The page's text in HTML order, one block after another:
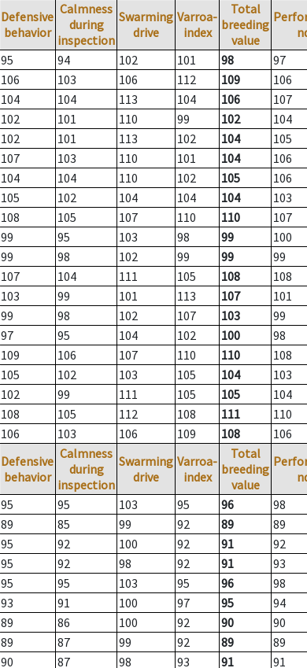
Defensive
behavior
Calmness
during
inspection
Swarming
drive
Varroa-
index
Total
breeding
value
95 94 102 101 98
97
106 103 106 112 109
106
104 104 113 104 106
107
102 101 110 99 102
104
102 101 113 102 104
105
107 103 110 101 104
106
104 104 110 102 105
106
105 102 104 104 104
103
108 105 107 110 110
107
99 95 103 98 99
100
99 98 102 99 99
99
107 104 111 105 108
108
103 99 101 113 107
101
99 98 102 107 103
99
97 95 104 102 100
98
109 106 107 110 110
108
105 102 103 105 104
103
102 99 111 105 105
104
108 105 112 108 111
110
106 103 106 109 108 106
Defensive
behavior
Calmness
during
inspection
Swarming
drive
Varroa-
index
Total
breeding
value
95 95 103 95 96
98
89 85 99 92 89
89
95 92 100 92 91
92
95 92 98 92 91
93
95 95 103 95 96
98
93 91 100 97 95
94
89 86 100 92 90
90
89 87 99 92 89
89
90 87 98 93 91 91